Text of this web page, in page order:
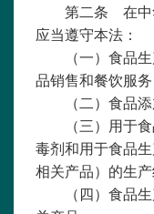
第二条 在中华
应当遵守本法：
（一）食品生
品销售和餐饮服
（二）食品添
（三）用于食
毒剂和用于食品
相关产品）的生产
（四）食品生